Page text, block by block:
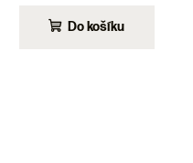
Do košíku